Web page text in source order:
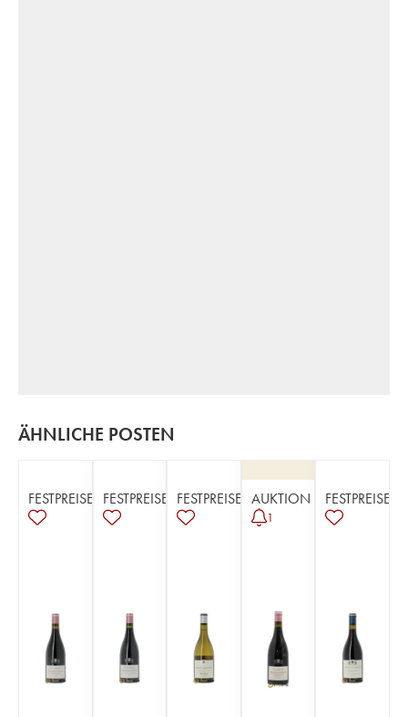
ÄHNLICHE POSTEN
FESTPREISE FESTPREISE FESTPREISE AUKTION
1
FESTPREISE